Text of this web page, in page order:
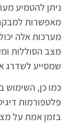
ניתן להטמיע
מאפשרות
מערכות אלה
מצב הסוללות
שמסייע לשדרג
כמו כן, השימוש
פלטפורמות
בזמן אמת על